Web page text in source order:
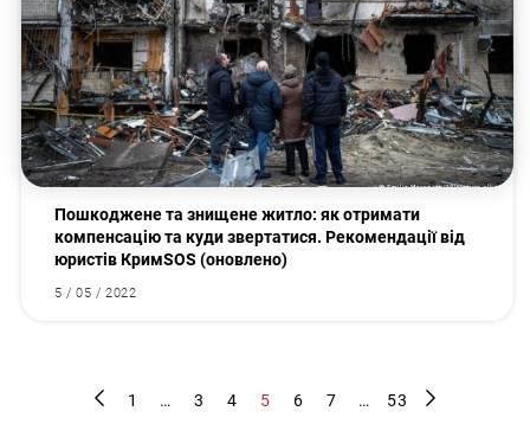
Пошкоджене та знищене житло: як отримати
компенсацію та куди звертатися. Рекомендації від
юристів КримSOS (оновлено)
5 / 05 / 2022
1 … 3 4 5 6 7 … 53